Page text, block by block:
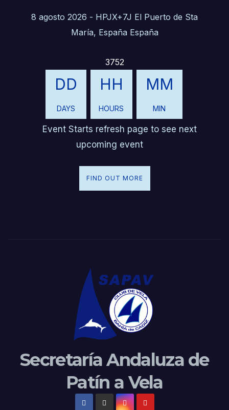
8 agosto 2026 - HPJX+7J El Puerto de Sta
María, España España
3752
DD
DAYS
HH
HOURS
MM
MIN
Event Starts refresh page to see next
upcoming event
FIND OUT MORE
Secretaría Andaluza de
Patín a Vela